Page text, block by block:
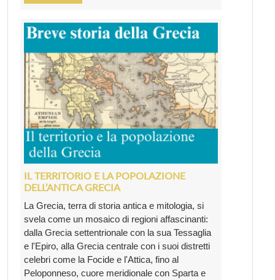
IL TERRITORIO E LA POPOLAZIONE
DELL’ANTICA GRECIA
La Grecia, terra di storia antica e mitologia, si
svela come un mosaico di regioni affascinanti:
dalla Grecia settentrionale con la sua Tessaglia
e l'Epiro, alla Grecia centrale con i suoi distretti
celebri come la Focide e l'Attica, fino al
Peloponneso, cuore meridionale con Sparta e